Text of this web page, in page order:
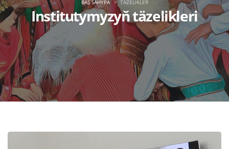
Institutymyzyň täzelikleri
BAŞ SAHYPA TÄZELIKLER